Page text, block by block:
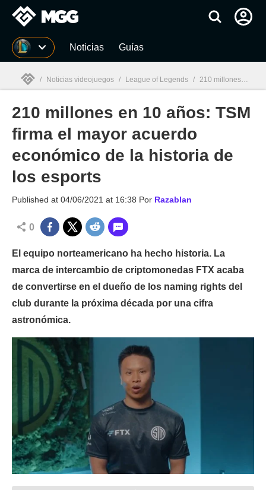
MGG Noticias Guías
MGG
/ Noticias videojuegos / League of Legends / 210 millones en 10 años: TSM firma el mayor acuerdo económico de la historia de los esports
210 millones en 10 años: TSM
firma el mayor acuerdo
económico de la historia de
los esports
Published at 04/06/2021 at 16:38 Por Razablan
0
El equipo norteamericano ha hecho historia. La
marca de intercambio de criptomonedas FTX acaba
de convertirse en el dueño de los naming rights del
club durante la próxima década por una cifra
astronómica.